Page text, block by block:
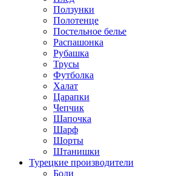
Ползунки
Полотенце
Постельное белье
Распашонка
Рубашка
Трусы
Футболка
Халат
Царапки
Чепчик
Шапочка
Шарф
Шорты
Штанишки
Турецкие производители
Боди